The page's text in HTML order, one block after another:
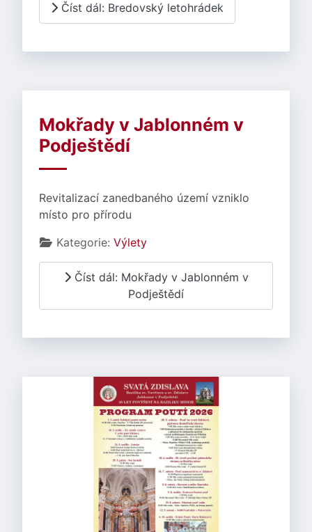
Číst dál: Bredovský letohrádek
Mokřady v Jablonném v
Podještědí
Revitalizací zanedbaného území vzniklo
místo pro přírodu
Základní údaje
Kategorie: Výlety
Číst dál: Mokřady v Jablonném v
Podještědí